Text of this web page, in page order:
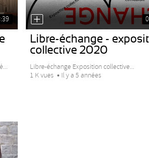
Libre-échange -
collective 2020
Libre-échange Exposition collective...
1 K vues
Il y a 5 années